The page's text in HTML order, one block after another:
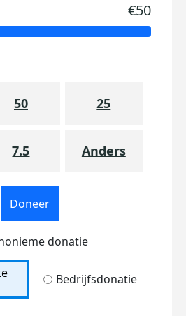
€50
50 25
7.5 Anders
Doneer
donatie
Bedrijfsdonatie